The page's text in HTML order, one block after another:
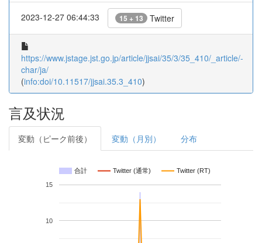
2023-12-27 06:44:33 15 + 13 Twitter
https://www.jstage.jst.go.jp/article/jjsai/35/3/35_410/_article/-
char/ja/
(info:doi/10.11517/jjsai.35.3_410)
言及状況
変動（ピーク前後） 変動（月別） 分布
合計 Twitter (通常) Twitter (RT)
10
15